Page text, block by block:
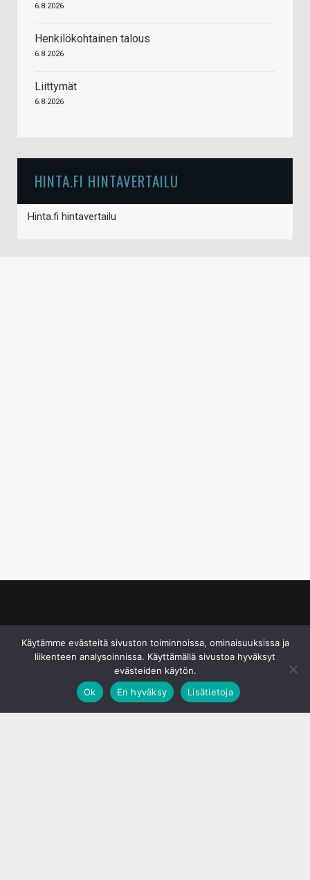
6.8.2026
Henkilökohtainen talous
6.8.2026
Liittymät
6.8.2026
HINTA.FI HINTAVERTAILU
Hinta.fi hintavertailu
Käytämme evästeitä sivuston toiminnoissa, ominaisuuksissa ja
liikenteen analysoinnissa. Käyttämällä sivustoa hyväksyt
evästeiden käytön.
Ok
En hyväksy Lisätietoja